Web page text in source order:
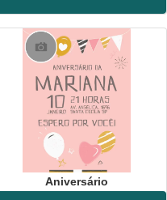
Aniversário